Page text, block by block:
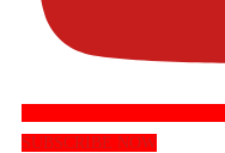
SUBSCRIBE NOW